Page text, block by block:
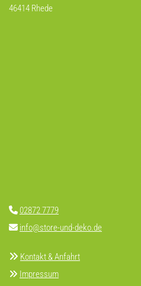
46414 Rhede
 02872 7779
 info@store-und-deko.de
 Kontakt & Anfahrt
 Impressum